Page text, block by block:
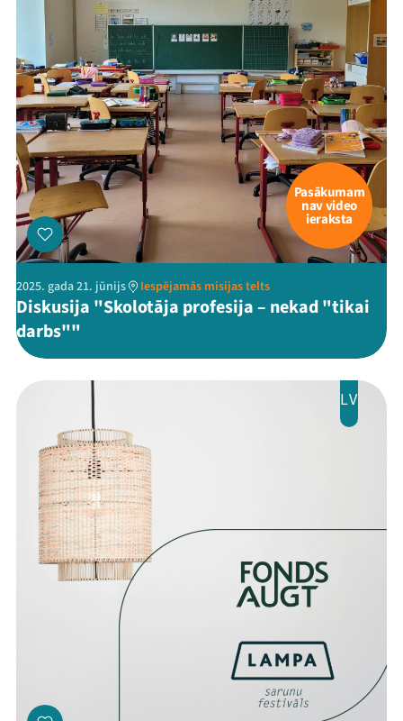
Mana programma
Festivāls
Programma
Arhīvs
Viņi bija LAMPĀ 2026
Ziedo
Veikals
Kontakti
ThreadsFacebook Instagram
Flick
Pasākumam
nav video
ieraksta
2025. gada 21. jūnijs Iespējamās misijas telts
Diskusija "Skolotāja profesija – nekad "tikai
darbs""
LV